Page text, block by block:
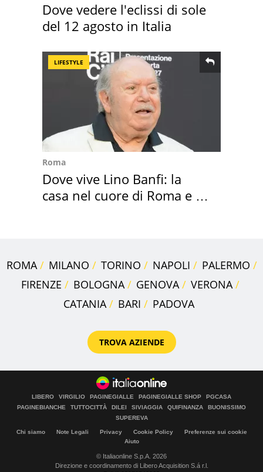
Dove vedere l'eclissi di sole
del 12 agosto in Italia
LIFESTYLE
Roma
Dove vive Lino Banfi: la
casa nel cuore di Roma e i
ROMA MILANO TORINO NAPOLI
PALERMO
FIRENZE
BOLOGNA GENOVA
VERONA
CATANIA
BARI PADOVA
TROVA AZIENDE
LIBERO VIRGILIO PAGINEGIALLE PAGINEGIALLE SHOP
PGCASA
PAGINEBIANCHE
TUTTOCITTÀ DILEI SIVIAGGIA QUIFINANZA
BUONISSIMO
SUPEREVA
Chi siamo Note Legali Privacy Cookie Policy
Preferenze sui cookie
Aiuto
© Italiaonline S.p.A. 2026
Direzione e coordinamento di Libero Acquisition S.á r.l.